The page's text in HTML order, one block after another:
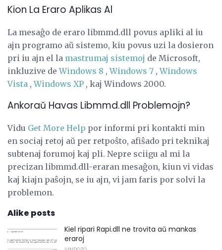
Kion La Eraro Aplikas Al
La mesaĝo de eraro libmmd.dll povus apliki al iu
ajn programo aŭ sistemo, kiu povus uzi la dosieron
pri iu ajn el la mastrumaj sistemoj de Microsoft,
inkluzive deWindows 8 ,Windows 7 ,Windows
Vista ,Windows XP , kaj Windows 2000.
Ankoraŭ Havas Libmmd.dll Problemojn?
Vidu Get More Help por informi pri kontakti min
en sociaj retoj aŭ per retpoŝto, afiŝado pri teknikaj
subtenaj forumoj kaj pli. Nepre sciigu al mi la
precizan libmmd.dll-eraran mesaĝon, kiun vi vidas
kaj kiajn paŝojn, se iu ajn, vi jam faris por solvi la
problemon.
Alike posts
Kiel ripari Rapi.dll ne trovita aŭ mankas
eraroj